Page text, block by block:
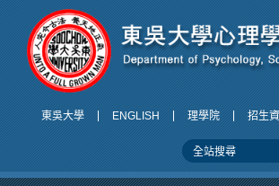
東吳大學 ENGLISH 理學院 招生